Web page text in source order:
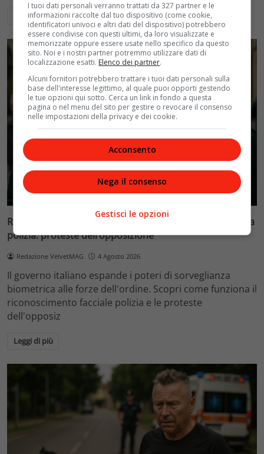
Leggi di più
Politica
Riconoscimento facciale, il governo accelera i poteri alla
polizia: proteste dell’opposizione
Redazione VelvetMAG 4 Agosto 2026
Il governo italiano espande i poteri di sorveglianza
biometrica alle forze dell'ordine. Scopri come funziona il
riconoscimento facciale polizia e le proteste
dell'opposiz
Leggi di più
I tuoi dati personali verranno trattati da 327 partner e le
informazioni raccolte dal tuo dispositivo (come cookie,
identificatori univoci e altri dati del dispositivo) potrebbero
essere condivise con questi ultimi, da loro visualizzate e
memorizzate oppure essere usate nello specifico da questo
sito. Noi e i nostri partner potremmo utilizzare dati di
localizzazione esatti. Elenco dei partner.
Alcuni fornitori potrebbero trattare i tuoi dati personali sulla
base dell'interesse legittimo, al quale puoi opporti gestendo
le tue opzioni qui sotto. Cerca un link in fondo a questa
pagina o nel menu del sito per gestire o revocare il consenso
nelle impostazioni della privacy e dei cookie.
Acconsento
Nega il consenso
Gestisci le opzioni